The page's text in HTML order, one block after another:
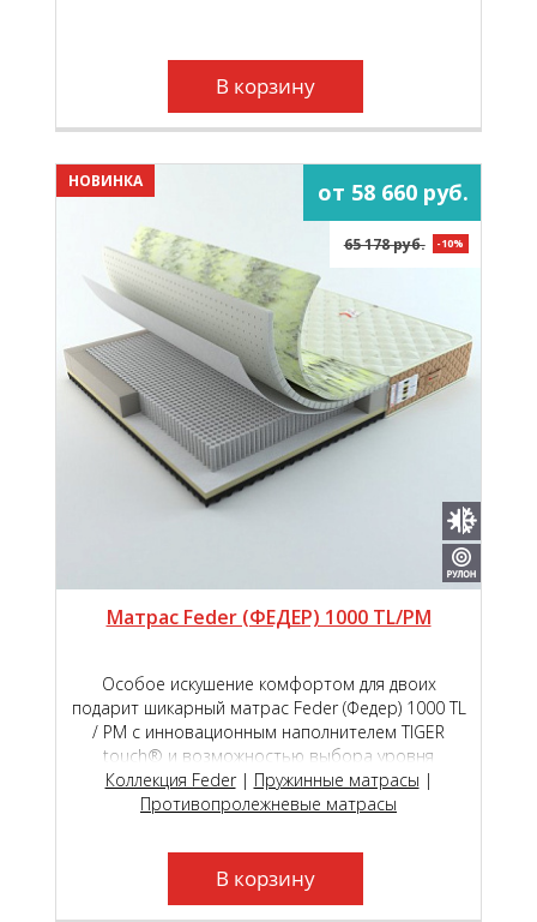
В корзину
НОВИНКА от 58 660 руб.
65 178 руб. -10%
Матрас Feder (ФЕДЕР) 1000 TL/PM
Особое искушение комфортом для двоих
подарит шикарный матрас Feder (Федер) 1000 ТL
/ РМ с инновационным наполнителем TIGER
touch® и возможностью выбора уровня
мягкости сторон на пружинном блоке премиум
класса Roll Feder Micropocket S 2000.
Коллекция Feder| Пружинные матрасы |
Противопролежневые матрасы
В корзину